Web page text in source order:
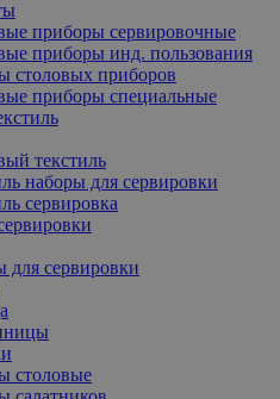
приборы сервировочные
приборы инд. пользования
столовых приборов
приборы специальные
текстиль
наборы для сервировки
сервировка
для сервировки
столовые